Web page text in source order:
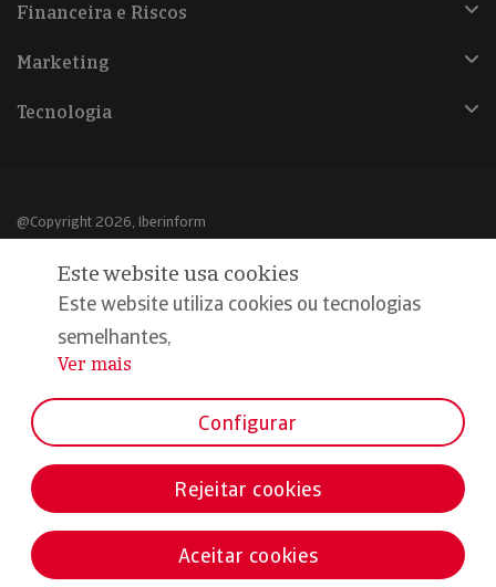
Financeira e Riscos
Marketing
Tecnologia
@Copyright 2026, Iberinform
Aviso legal
Política de cookies
Declaração de privacidade
Este website usa cookies
Este website utiliza cookies ou tecnologias
semelhantes,
...
Ver mais
Configurar
Rejeitar cookies
Aceitar cookies